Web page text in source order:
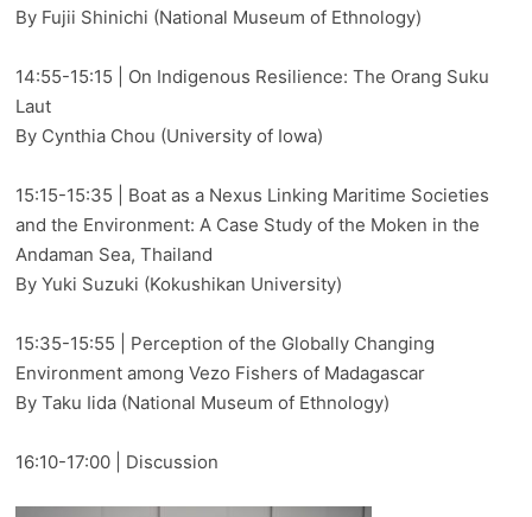
By Fujii Shinichi (National Museum of Ethnology)
14:55-15:15 | On Indigenous Resilience: The Orang Suku
Laut
By Cynthia Chou (University of Iowa)
15:15-15:35 | Boat as a Nexus Linking Maritime Societies
and the Environment: A Case Study of the Moken in the
Andaman Sea, Thailand
By Yuki Suzuki (Kokushikan University)
15:35-15:55 | Perception of the Globally Changing
Environment among Vezo Fishers of Madagascar
By Taku Iida (National Museum of Ethnology)
16:10-17:00 | Discussion